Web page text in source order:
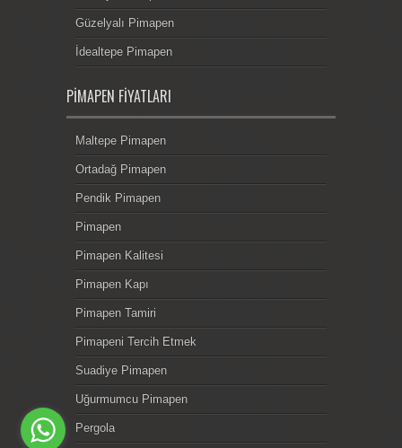
Güzelyalı Pimapen
İdealtepe Pimapen
PIMAPEN FIYATLARI
Maltepe Pimapen
Ortadağ Pimapen
Pendik Pimapen
Pimapen
Pimapen Kalitesi
Pimapen Kapı
Pimapen Tamiri
Pimapeni Tercih Etmek
Suadiye Pimapen
Uğurmumcu Pimapen
Pergola